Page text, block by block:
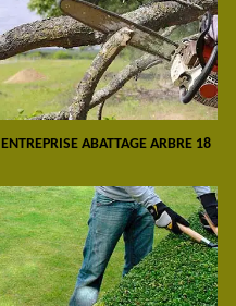
ENTREPRISE ABATTAGE ARBRE 18